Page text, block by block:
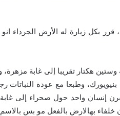
قرر بكل زيارة له الأرض الجرداء
هكتار تقريبا إلى غابة مزهرة،
وطبعا مع عودة النباتات
إنسان واحد حول صحراء إلى غابة
خلفاء بهالارض بالفعل مو بس